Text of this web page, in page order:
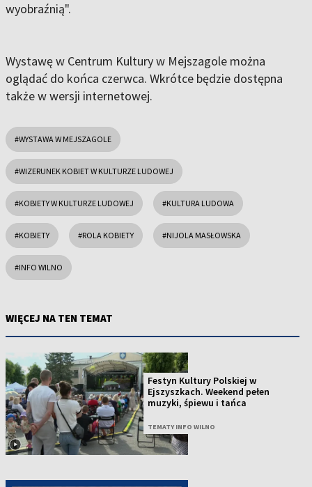
wyobraźnią".
Wystawę w Centrum Kultury w Mejszagole można
oglądać do końca czerwca. Wkrótce będzie dostępna
także w wersji internetowej.
#WYSTAWA W MEJSZAGOLE
#WIZERUNEK KOBIET W KULTURZE LUDOWEJ
#KOBIETY W KULTURZE LUDOWEJ #KULTURA LUDOWA
#KOBIETY #ROLA KOBIETY #NIJOLA MASŁOWSKA
#INFO WILNO
WIĘCEJ NA TEN TEMAT
Festyn Kultury Polskiej w
Ejszyszkach. Weekend pełen
muzyki, śpiewu i tańca
TEMATY INFO WILNO